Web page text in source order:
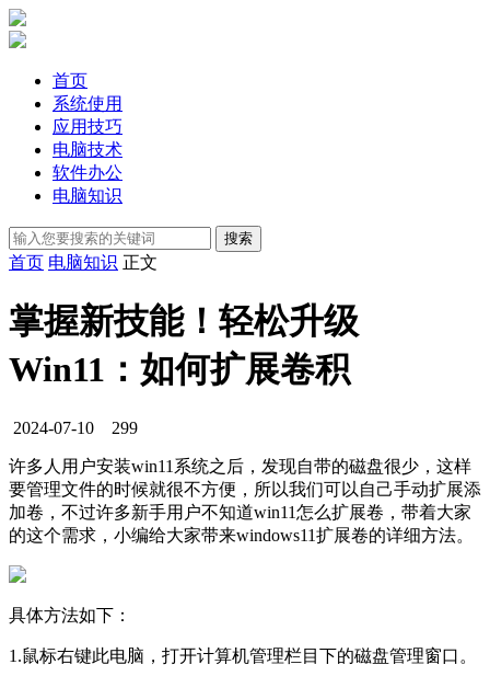
首页
系统使用
应用技巧
电脑技术
软件办公
电脑知识
首页 电脑知识 正文
掌握新技能！轻松升级
Win11：如何扩展卷积
2024-07-10 299
许多人用户安装win11系统之后，发现自带的磁盘很少，这样
要管理文件的时候就很不方便，所以我们可以自己手动扩展添
加卷，不过许多新手用户不知道win11怎么扩展卷，带着大家
的这个需求，小编给大家带来windows11扩展卷的详细方法。
具体方法如下：
1.鼠标右键此电脑，打开计算机管理栏目下的磁盘管理窗口。